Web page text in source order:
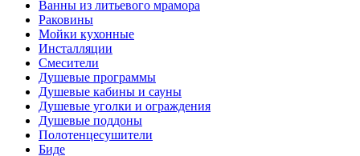
Ванны из литьевого мрамора
Раковины
Мойки кухонные
Инсталляции
Смесители
Душевые программы
Душевые кабины и сауны
Душевые уголки и ограждения
Душевые поддоны
Полотенцесушители
Биде